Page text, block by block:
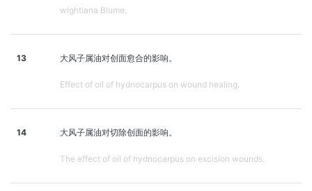
wightiana Blume.
13 大风子属油对创面愈合的影响。
Effect of oil of hydnocarpus on wound healing.
14 大风子属油对切除创面的影响。
The effect of oil of hydnocarpus on excision wounds.